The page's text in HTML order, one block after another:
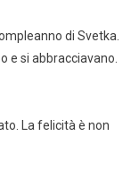
di Svetka.
e si abbracciavano.
La felicità è non